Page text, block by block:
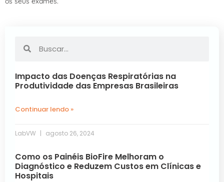
Impacto das Doenças Respiratórias na
Produtividade das Empresas Brasileiras
Continuar lendo »
LabVW agosto 26, 2024
Como os Painéis BioFire Melhoram o
Diagnóstico e Reduzem Custos em Clínicas e
Hospitais